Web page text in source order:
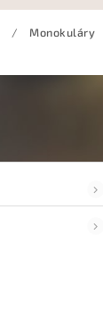
/ Monokuláry